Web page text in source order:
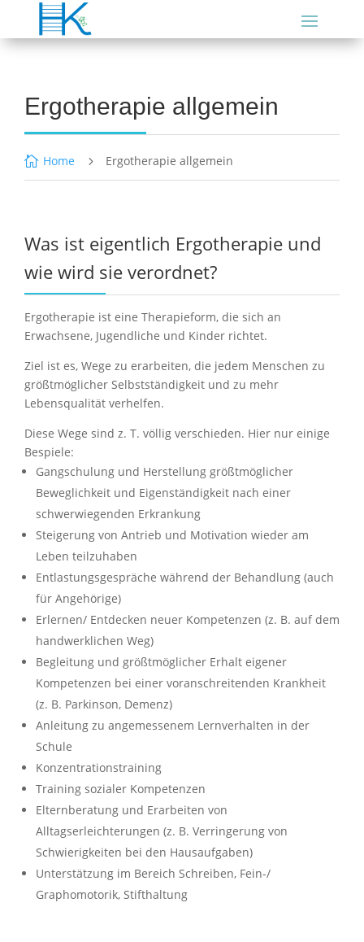
Ergotherapie allgemein
 Home 5 Ergotherapie allgemein
Was ist eigentlich Ergotherapie und
wie wird sie verordnet?
Ergotherapie ist eine Therapieform, die sich an
Erwachsene, Jugendliche und Kinder richtet.
Ziel ist es, Wege zu erarbeiten, die jedem Menschen zu
größtmöglicher Selbstständigkeit und zu mehr
Lebensqualität verhelfen.
Diese Wege sind z. T. völlig verschieden. Hier nur einige
Bespiele:
Gangschulung und Herstellung größtmöglicher
Beweglichkeit und Eigenständigkeit nach einer
schwerwiegenden Erkrankung
Steigerung von Antrieb und Motivation wieder am
Leben teilzuhaben
Entlastungsgespräche während der Behandlung (auch
für Angehörige)
Erlernen/ Entdecken neuer Kompetenzen (z. B. auf dem
handwerklichen Weg)
Begleitung und größtmöglicher Erhalt eigener
Kompetenzen bei einer voranschreitenden Krankheit
(z. B. Parkinson, Demenz)
Anleitung zu angemessenem Lernverhalten in der
Schule
Konzentrationstraining
Training sozialer Kompetenzen
Elternberatung und Erarbeiten von
Alltagserleichterungen (z. B. Verringerung von
Schwierigkeiten bei den Hausaufgaben)
Unterstätzung im Bereich Schreiben, Fein-/
Graphomotorik, Stifthaltung